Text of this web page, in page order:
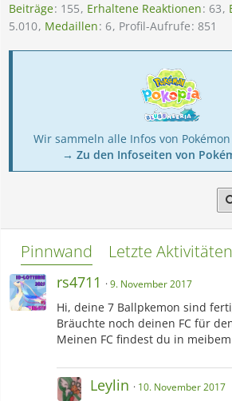
Beiträge 155 Erhaltene Reaktionen 63
5.010 Medaillen 6 Profil-Aufrufe 851
Wir sammeln alle Infos von
→ Zu den Infoseiten von
Pinnwand Letzte Aktivitäten
rs4711 9. November 2017
Hi, deine 7 Ballpkemon sind
Bräuchte noch deinen FC für
Meinen FC findest du in
Leylin 10. November 2017